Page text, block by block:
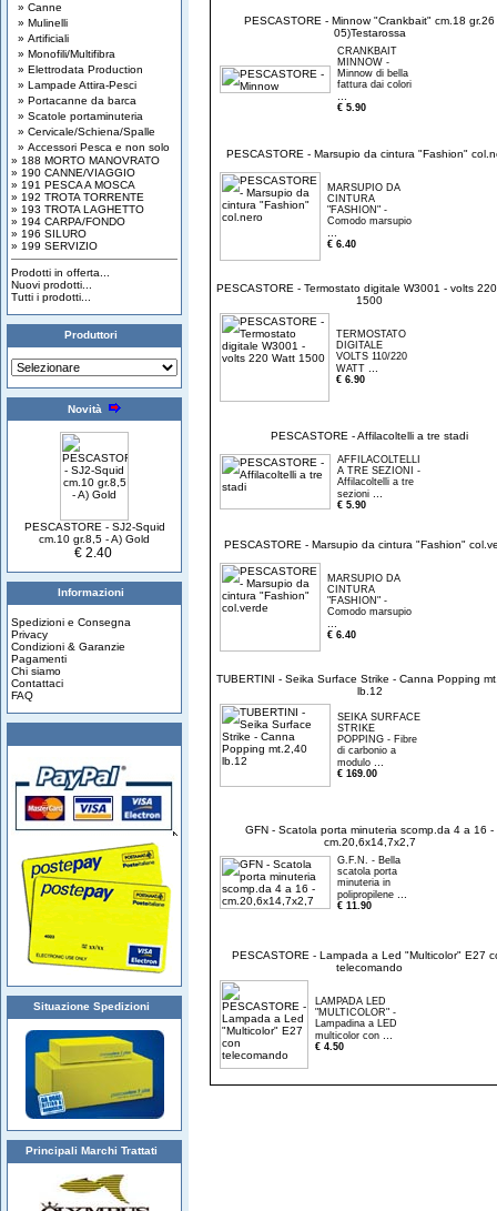
» Canne
» Mulinelli
» Artificiali
» Monofili/Multifibra
» Elettrodata Production
» Lampade Attira-Pesci
» Portacanne da barca
» Scatole portaminuteria
» Cervicale/Schiena/Spalle
» Accessori Pesca e non solo
» 188 MORTO MANOVRATO
» 190 CANNE/VIAGGIO
» 191 PESCA A MOSCA
» 192 TROTA TORRENTE
» 193 TROTA LAGHETTO
» 194 CARPA/FONDO
» 196 SILURO
» 199 SERVIZIO
Prodotti in offerta...
Nuovi prodotti...
Tutti i prodotti...
Produttori
Novità
PESCASTORE - SJ2-Squid
cm.10 gr.8,5 - A) Gold
€ 2.40
Informazioni
Spedizioni e Consegna
Privacy
Condizioni & Garanzie
Pagamenti
Chi siamo
Contattaci
FAQ
Situazione Spedizioni
Principali Marchi Trattati
PESCASTORE - Minnow "Crankbait" cm.18 gr.26
05)Testarossa
CRANKBAIT
MINNOW -
Minnow di bella
fattura dai colori
€ 5.90
PESCASTORE - Marsupio da cintura "Fashion"
MARSUPIO DA
CINTURA
"FASHION" -
Comodo marsupio
€ 6.40
PESCASTORE - Termostato digitale W3001 - volts
1500
TERMOSTATO
DIGITALE
VOLTS 110/220
WATT
€ 6.90
PESCASTORE - Affilacoltelli a tre stadi
AFFILACOLTELLI
A TRE SEZIONI -
Affilacoltelli a tre
sezioni
€ 5.90
PESCASTORE - Marsupio da cintura "Fashion"
MARSUPIO DA
CINTURA
"FASHION" -
Comodo marsupio
€ 6.40
TUBERTINI - Seika Surface Strike - Canna Popping
lb.12
SEIKA SURFACE
STRIKE
POPPING - Fibre
di carbonio a
modulo
€ 169.00
GFN - Scatola porta minuteria scomp.da 4 a 16 -
cm.20,6x14,7x2,7
G.F.N. - Bella
scatola porta
minuteria in
polipropilene
€ 11.90
PESCASTORE - Lampada a Led "Multicolor" E27
telecomando
LAMPADA LED
"MULTICOLOR" -
Lampadina a LED
multicolor con
€ 4.50